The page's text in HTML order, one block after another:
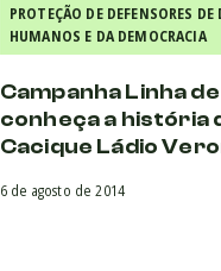
PROTEÇÃO DE DEFENSORES DE
HUMANOS E DA DEMOCRACIA
Campanha Linha
conheça a história
Cacique Ládio
6 de agosto de 2014